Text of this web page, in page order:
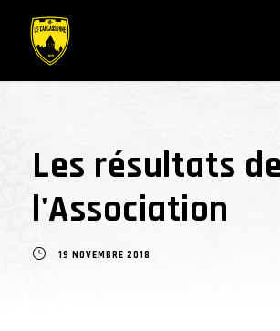
Les résultats de
l'Association
19 NOVEMBRE 2018